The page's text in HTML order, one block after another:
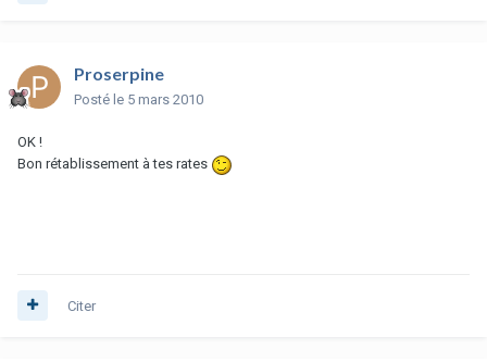
Proserpine
Posté le 5 mars 2010
OK !
Bon rétablissement à tes rates
Citer